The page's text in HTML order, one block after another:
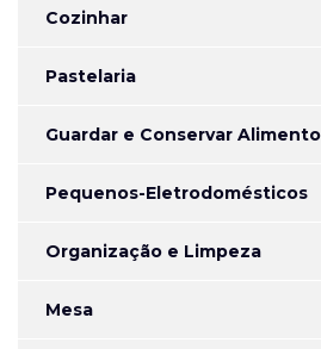
Cozinhar
Pastelaria
Guardar e Conservar
Pequenos-Eletrodomésticos
Organização e Limpeza
Mesa